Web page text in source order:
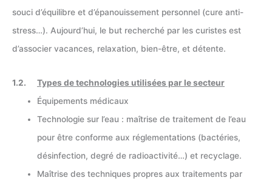
souci d’équilibre et d’épanouissement personnel (cure anti-
stress…). Aujourd’hui, le but recherché par les curistes est
d’associer vacances, relaxation, bien-être, et détente.
1.2. Types de technologies utilisées par le secteur
Équipements médicaux
Technologie sur l’eau : maîtrise de traitement de l’eau
pour être conforme aux réglementations (bactéries,
désinfection, degré de radioactivité…) et recyclage.
Maîtrise des techniques propres aux traitements par